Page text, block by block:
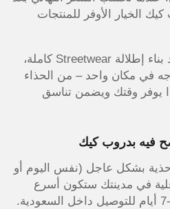
الخيار الأوفر للمنتجات
بالإضافة لذلك، إذا كنت تريد بناء إطلالة Streetwear كاملة،
في مكان واحد – من الحذاء
يوفر وقتك ويضمن تناسق
فيه بدروب كيك
بشكل عاجل (نفس اليوم أو
في مدينتك ستكون أسرع